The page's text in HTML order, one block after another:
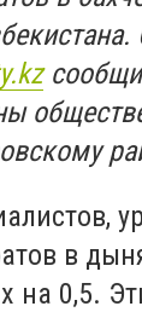
в
на 0,5.